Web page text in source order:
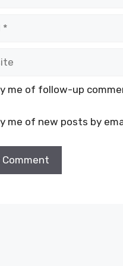
me of follow-up
me of new posts by